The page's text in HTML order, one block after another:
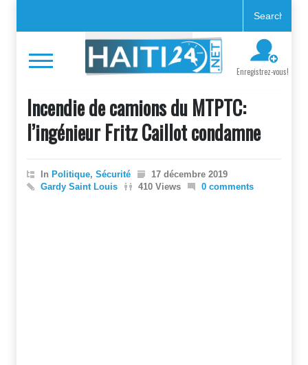
Enregistrez-vous!
Incendie de camions du MTPTC:
l’ingénieur Fritz Caillot condamne
In Politique, Sécurité
17 décembre 2019
Gardy Saint Louis
410 Views 0 comments